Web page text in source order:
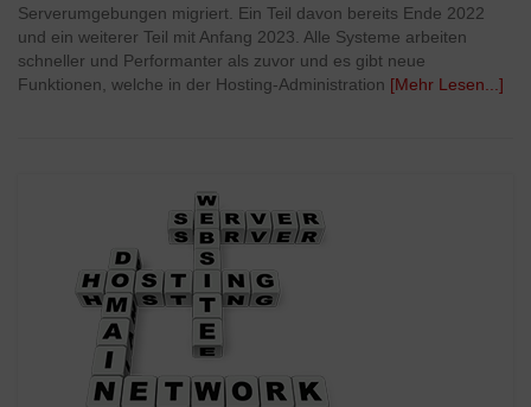
Serverumgebungen migriert. Ein Teil davon bereits Ende 2022
und ein weiterer Teil mit Anfang 2023. Alle Systeme arbeiten
schneller und Performanter als zuvor und es gibt neue
Funktionen, welche in der Hosting-Administration [Mehr Lesen...]